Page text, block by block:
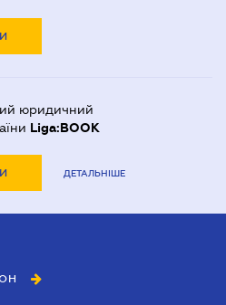
юридичний
Liga:BOOK
ДЕТАЛЬНІШЕ